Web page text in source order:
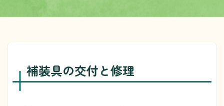
補装具の交付と修理